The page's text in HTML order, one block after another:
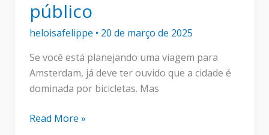
público
heloisafelippe • 20 de março de 2025
Se você está planejando uma viagem para
Amsterdam, já deve ter ouvido que a cidade é
dominada por bicicletas. Mas
Como
Read More »